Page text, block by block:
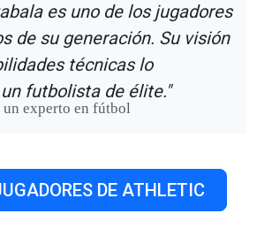
es uno de los jugadores
de su generación. Su visión
técnicas lo
futbolista de élite."
un experto en fútbol
DE ATHLETIC